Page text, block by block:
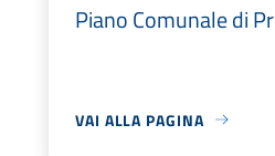
Piano Comunale di
VAI ALLA PAGINA